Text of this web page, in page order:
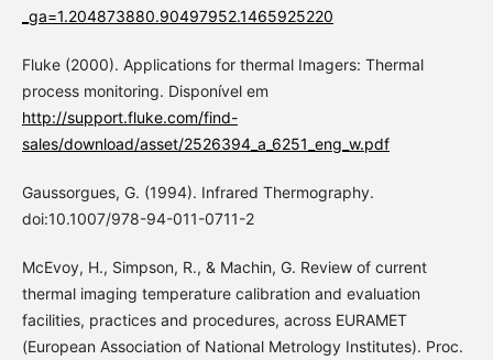
_ga=1.204873880.90497952.1465925220
Fluke (2000). Applications for thermal Imagers: Thermal
process monitoring. Disponível em
http://support.fluke.com/find-
sales/download/asset/2526394_a_6251_eng_w.pdf
Gaussorgues, G. (1994). Infrared Thermography.
doi:10.1007/978-94-011-0711-2
McEvoy, H., Simpson, R., & Machin, G. Review of current
thermal imaging temperature calibration and evaluation
facilities, practices and procedures, across EURAMET
(European Association of National Metrology Institutes). Proc.